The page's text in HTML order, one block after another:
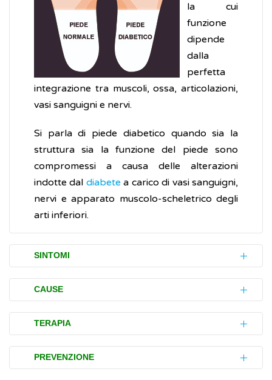
la cui
funzione
dipende
dalla
perfetta
integrazione tra muscoli, ossa, articolazioni,
vasi sanguigni e nervi.
Si parla di piede diabetico quando sia la
struttura sia la funzione del piede sono
compromessi a causa delle alterazioni
indotte dal diabete a carico di vasi sanguigni,
nervi e apparato muscolo-scheletrico degli
arti inferiori.
SINTOMI
I segni e i sintomi del piede diabetico si
manifestano a diversi livelli:
cartilagini, tendini e legamenti
conseguente limitazione dei movimenti e
un irrigidimento generale del piede che
CAUSE
Il piede diabetico è la conseguenza di un
cattivo controllo dellaglicemia(livelli di
glucosio nel sangue) e di altri fattori di
rischio quali elevatapressione arteriosa,
TERAPIA
Per quanto riguarda la terapia delle lesioni,
le persone diabetiche con ulcere in atto o
PREVENZIONE